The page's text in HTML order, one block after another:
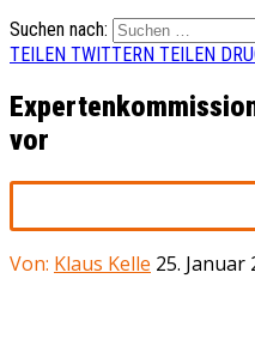
Suchen nach:
TEILEN TWITTERN TEILEN
vor
Von: Klaus Kelle 25. Januar